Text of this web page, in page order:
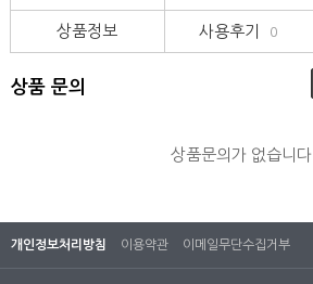
상품정보 사용후기 0
상품 문의
상품문의가 없습니다.
개인정보처리방침 이용약관 이메일무단수집거부